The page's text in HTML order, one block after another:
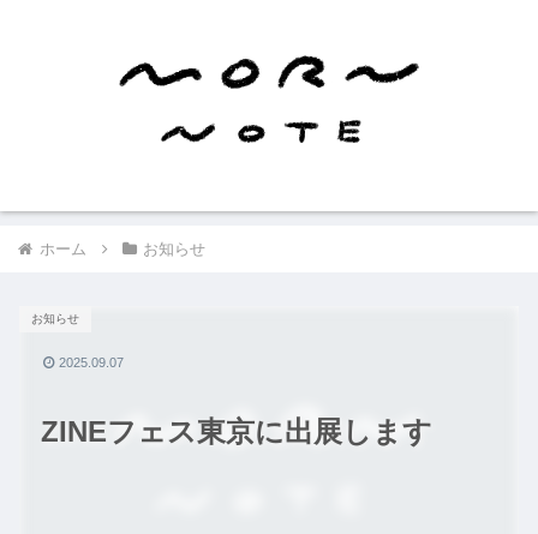
ホーム お知らせ
ZINEフェス東京に出展します
お知らせ
2025.09.07